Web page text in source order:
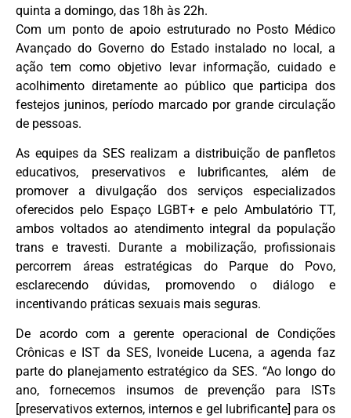
quinta a domingo, das 18h às 22h.
Com um ponto de apoio estruturado no Posto Médico
Avançado do Governo do Estado instalado no local, a
ação tem como objetivo levar informação, cuidado e
acolhimento diretamente ao público que participa dos
festejos juninos, período marcado por grande circulação
de pessoas.
As equipes da SES realizam a distribuição de panfletos
educativos, preservativos e lubrificantes, além de
promover a divulgação dos serviços especializados
oferecidos pelo Espaço LGBT+ e pelo Ambulatório TT,
ambos voltados ao atendimento integral da população
trans e travesti. Durante a mobilização, profissionais
percorrem áreas estratégicas do Parque do Povo,
esclarecendo dúvidas, promovendo o diálogo e
incentivando práticas sexuais mais seguras.
De acordo com a gerente operacional de Condições
Crônicas e IST da SES, Ivoneide Lucena, a agenda faz
parte do planejamento estratégico da SES. “Ao longo do
ano, fornecemos insumos de prevenção para ISTs
[preservativos externos, internos e gel lubrificante] para os